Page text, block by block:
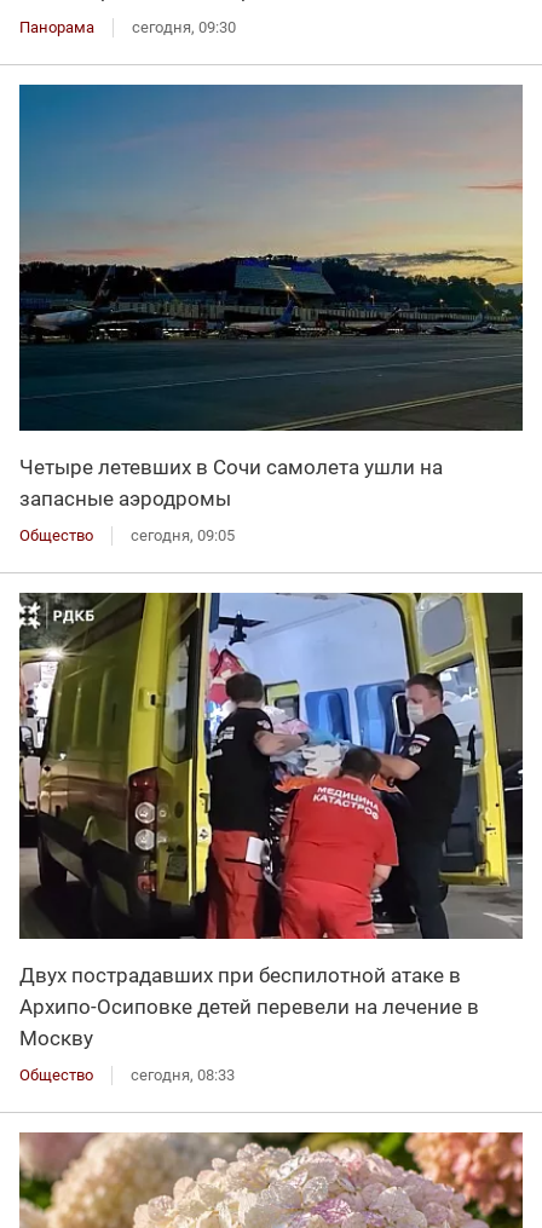
Панорама сегодня, 09:30
Четыре летевших в Сочи самолета ушли на
запасные аэродромы
Общество сегодня, 09:05
Двух пострадавших при беспилотной атаке в
Архипо-Осиповке детей перевели на лечение в
Москву
Общество сегодня, 08:33